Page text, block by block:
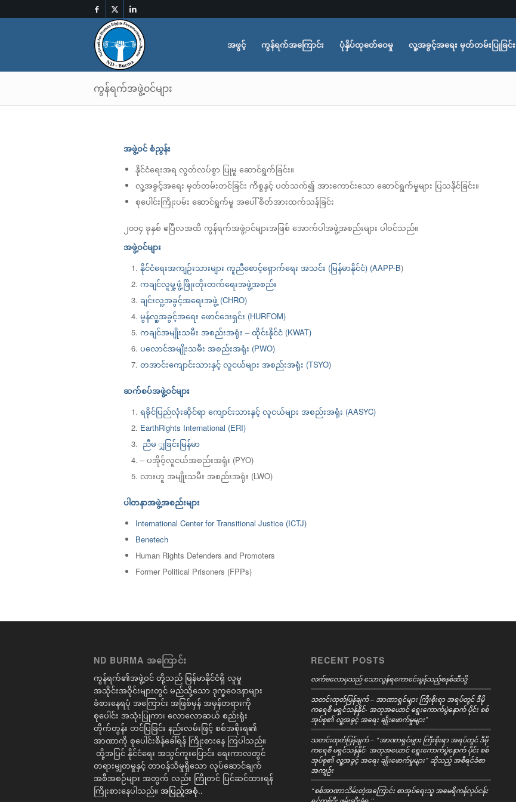
အဖွင့် ကွန်ရက်အကြောင်း ပုံနှိပ်ထုတ်ေဝေမှု လူ့အခွင့်အရေး မှတ်တမ်းပြုခြင်း
ကွန်ရက်အဖွဲ့၀င်များ
အဖွဲ့ဝင် စံညွန်း
နိုင်ငံရေးအရ လွတ်လပ်စွာ ပြုမူ ဆောင်ရွက်ခြင်း။
လူ့အခွင့်အရေး မှတ်တမ်းတင်ခြင်း ကိစ္စနှင့် ပတ်သက်၍ အားကောင်းသော ဆောင်ရွက်မှုများ ပြသနိုင်ခြင်း။
စုပေါင်းကြိုးပမ်း ဆောင်ရွက်မှု အပေါ် စိတ်အားထက်သန်ခြင်း
၂၀၁၄ ခုနှစ် ဧပြီလအထိ ကွန်ရက်အဖွဲ့ဝင်များအဖြစ် အောက်ပါအဖွဲ့အစည်းများ ပါဝင်သည်။
အဖွဲ့ဝင်များ
နိုင်ငံရေးအကျဉ်းသားများ ကူညီစောင့်ရှောက်ရေး အသင်း (မြန်မာနိုင်ငံ) (AAPP-B)
ကချင်လူမှု့ဖွံ့ဖြိုးတိုးတက်ရေးအဖွဲ့အစည်း
ချင်းလူ့အခွင့်အရေးအဖွဲ့ (CHRO)
မွန်လူ့အခွင့်အရေး ဖောင်ဒေးရှင်း (HURFOM)
ကချင်အမျိုးသမီး အစည်းအရုံး – ထိုင်းနိုင်ငံ (KWAT)
ပလောင်အမျိုးသမီး အစည်းအရုံး (PWO)
တအာင်းကျောင်းသားနှင့် လူငယ်များ အစည်းအရုံး (TSYO)
ဆက်စပ်အဖွဲ့ဝင်များ
ရခိုင်ပြည်လုံးဆိုင်ရာ ကျောင်းသားနှင့် လူငယ်များ အစည်းအရုံး (AASYC)
EarthRights International (ERI)
ညီမ ျှခြင်းမြန်မာ
– ပအိုဝ့်လူငယ်အစည်းအရုံး (PYO)
လားဟူ အမျိုးသမီး အစည်းအရုံး (LWO)
ပါတနာအဖွဲ့အစည်းများ
International Center for Transitional Justice (ICTJ)
Benetech
Human Rights Defenders and Promoters
Former Political Prisoners (FPPs)
ND BURMA အကြောင်း
ကွန်ရက်၏အဖွဲ့ဝင် တို့သည် မြန်မာနိုင်ငံရှိ လူမှု
အသိုင်းအဝိုင်းများတွင် မည်သို့သော ဒုက္ခဝေဒနာများ
ခံစားနေရပုံ အကြောင်း အဖြစ်မှန် အမှန်တရားကို
စုပေါင်း အသုံးပြုကာ၊ လောလောဆယ် စည်းရုံး
တိုက်တွန်း တင်ပြခြင်း နည်းလမ်းဖြင့် စစ်အစိုးရ၏
အာဏာကို စုပေါင်းစိန်ခေါ်ရန် ကြိုးစားနေ ကြပါသည်။
ထို့အပြင် နိုင်ငံရေး အသွင်ကူးပြောင်း ရေးကာလတွင်
တရားမျှတမှုနှင့် တာဝန်သိမှုရှိသော လုပ်ဆောင်ချက်
အစီအစဉ်များ အတွက် လည်း ကြိုတင် ပြင်ဆင်ထားရန်
ကြိုးစားနေပါသည်။ အပြည့်အစုံ..
RECENT POSTS
လက်ဗလောမှသည် သောလွန်ရကောင်ေးမွန်သည့်စနစ်ဆီသို့
သတင်းထုတ်ပြန်ချက် – အာဏာရှင်များ ကြီးစိုးရာ အရပ်တွင် ဒီမို
ကရေစီ မရှင်သန်နိုင်- အတုအယောင် ရွေးကောက်ပွဲနောက် ပိုင်း စစ်
အုပ်စု၏ လူ့အခွင့် အရေး ချိုးဖောက်မှုများ”
သတင်းထုတ်ပြန်ချက် – “အာဏာရှင်များ ကြီးစိုးရာ အရပ်တွင် ဒီမို
ကရေစီ မရှင်သန်နိုင်- အတုအယောင် ရွေးကောက်ပွဲနောက် ပိုင်း စစ်
အုပ်စု၏ လူ့အခွင့် အရေး ချိုးဖောက်မှုများ” ဆိုသည့် အစီရင်ခံစာ
အကျဉ်း
“စစ်အာဏာသိမ်းတဲ့အကြောင်း စာအုပ်ရေးသူ အမေရိကန်လုပ်ငန်း